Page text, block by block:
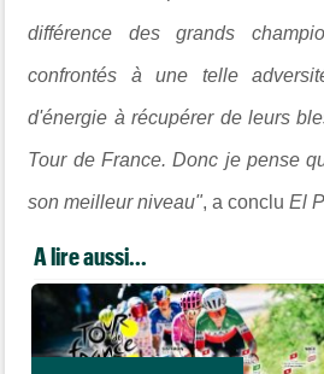
différence des grands
confrontés à une telle
d'énergie à récupérer de leurs
Tour de France. Donc je pense
son meilleur niveau", a concluEl
A lire aussi...